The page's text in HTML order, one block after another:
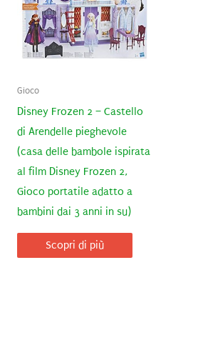
Gioco
Disney Frozen 2 – Castello
di Arendelle pieghevole
(casa delle bambole ispirata
al film Disney Frozen 2,
Gioco portatile adatto a
bambini dai 3 anni in su)
Scopri di più